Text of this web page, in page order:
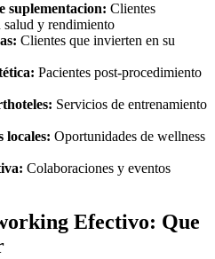
suplementacion: Clientes
salud y rendimiento
Clientes que invierten en su
Pacientes post-procedimiento
Servicios de entrenamiento
locales: Oportunidades de wellness
Colaboraciones y eventos
Efectivo: Que